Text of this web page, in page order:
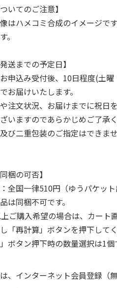
いてのご注意】
はハメコミ合成のイメージで
。
送までの予定日】
申込み受付後、10日程度(土
お届けいたします。
注文状況、お届けまでに祝日
いますのであらかじめご了承く
び二重包装のご指定はできま
梱の可否】
全国一律510円（ゆうパケット
は同梱不可です。
ご購入希望の場合は、カート
「再計算」ボタンを押下して
ボタン押下時の数量選択は1個
、インターネット会員登録（